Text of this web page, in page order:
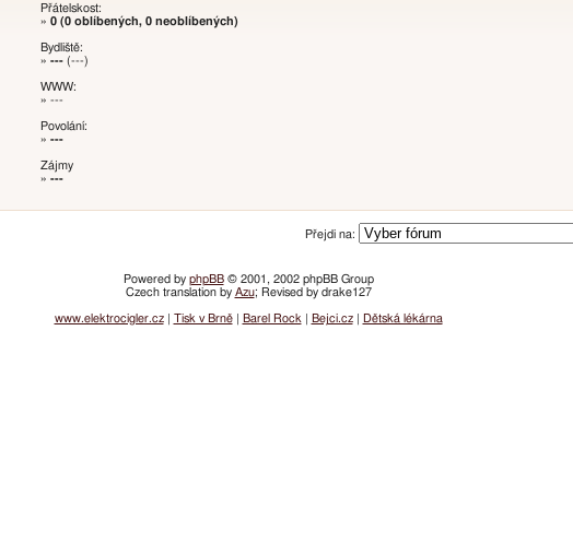
Přátelskost:
» 0 (0 oblíbených, 0 neoblíbených)
Bydliště:
» --- (---)
WWW:
» ---
Povolání:
» ---
Zájmy
» ---
Přejdi na:
Powered by phpBB© 2001, 2002 phpBB Group
Czech translation by Azu; Revised by drake127
www.elektrocigler.cz| Tisk v Brně| Barel Rock Bejci.cz| Dětská lékárna